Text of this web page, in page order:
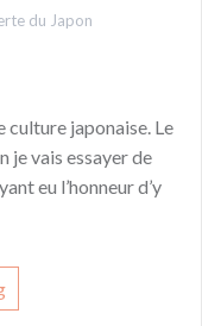
du Japon
japonaise. Le
je vais essayer de
eu l’honneur d’y